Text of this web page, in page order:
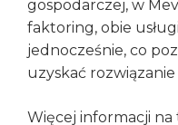
gospodarczej, w
faktoring, obie
jednocześnie, co
uzyskać
Więcej informacji